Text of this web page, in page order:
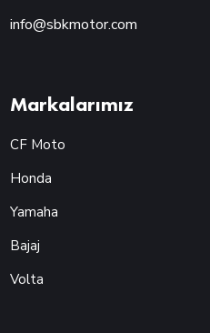
info@sbkmotor.com
Markalarımız
CF Moto
Honda
Yamaha
Bajaj
Volta